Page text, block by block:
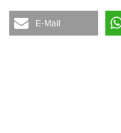
E-Mail